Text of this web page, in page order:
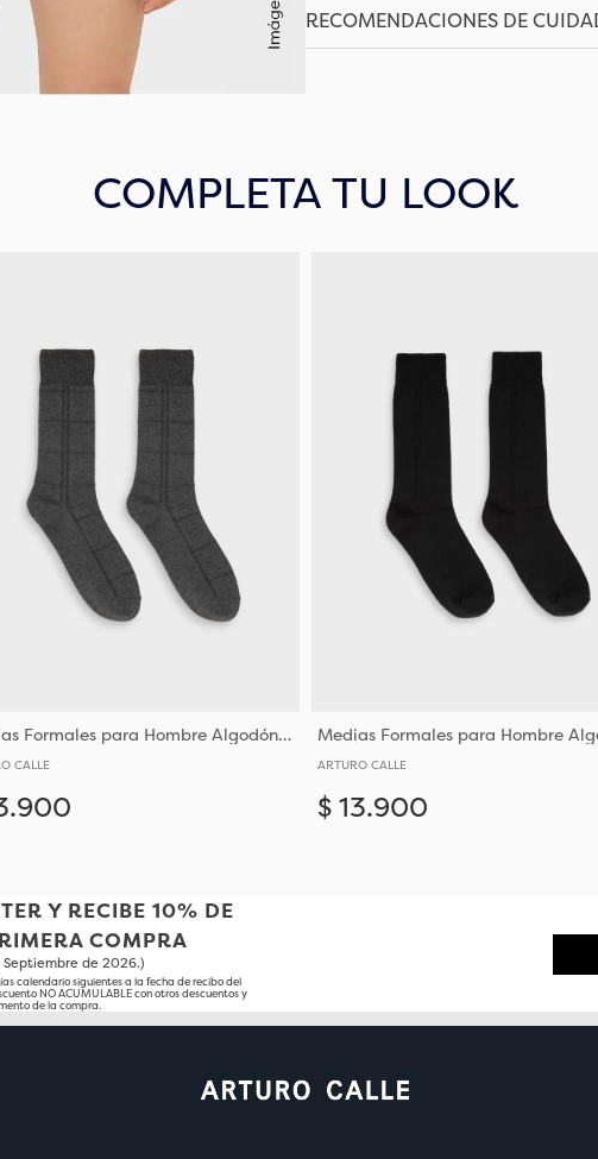
RECOMENDACIONES DE
COMPLETA TU LOOK
Medias Formales para Hombre Algodón y Poliéster
CALLE
.900
ARTURO CALLE
$ 13.900
Y RECIBE 10% DE
COMPRA
de 2026.)
calendario siguientes a la fecha de recibo del
NO ACUMULABLE con otros descuentos y
de la compra.